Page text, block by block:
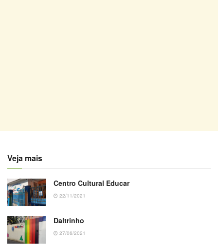
Veja mais
Centro Cultural Educar
22/11/2021
Daltrinho
27/06/2021